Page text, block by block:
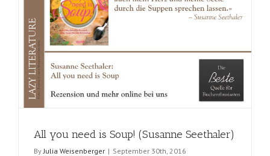
All you need is Soup! (Susanne Seethaler)
By Julia Weisenberger | September 30th, 2016